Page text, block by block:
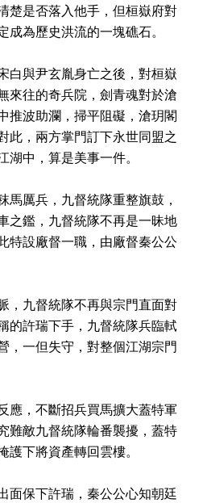
楚是否落入他手，但桓嶽府對
為歷史洪流的一塊礁石。
白與尹玄胤身亡之後，對桓嶽
來往的奇兵院，劍青魂對於滄
推波助瀾，掃平阻礙，滄玥閣
此，兩方掌門訂下永世同盟之
中，算是美事一件。
馬厲兵，九督統隊重整旗鼓，
之鑑，九督統隊不再是一昧地
特設廠督一職，由廠督秦公公
，九督統隊不再與宗門直面對
的許瑞下手，九督統隊兵臨軾
，一但失守，對整個江湖宗門
應，不斷招兵買馬擴大蓋特軍
難敵九督統隊輪番襲擾，蓋特
下將資產轉回雲樓。
面保下許瑞，秦公公心知朝廷